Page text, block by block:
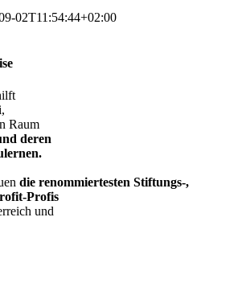
02T11:54:44+02:00
Raum
deren
die renommiertesten Stiftungs-,
Profis
und